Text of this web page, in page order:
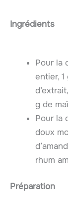
Ingrédients
Pour la
entier,
g de
Pour la
doux
rhum
Préparation